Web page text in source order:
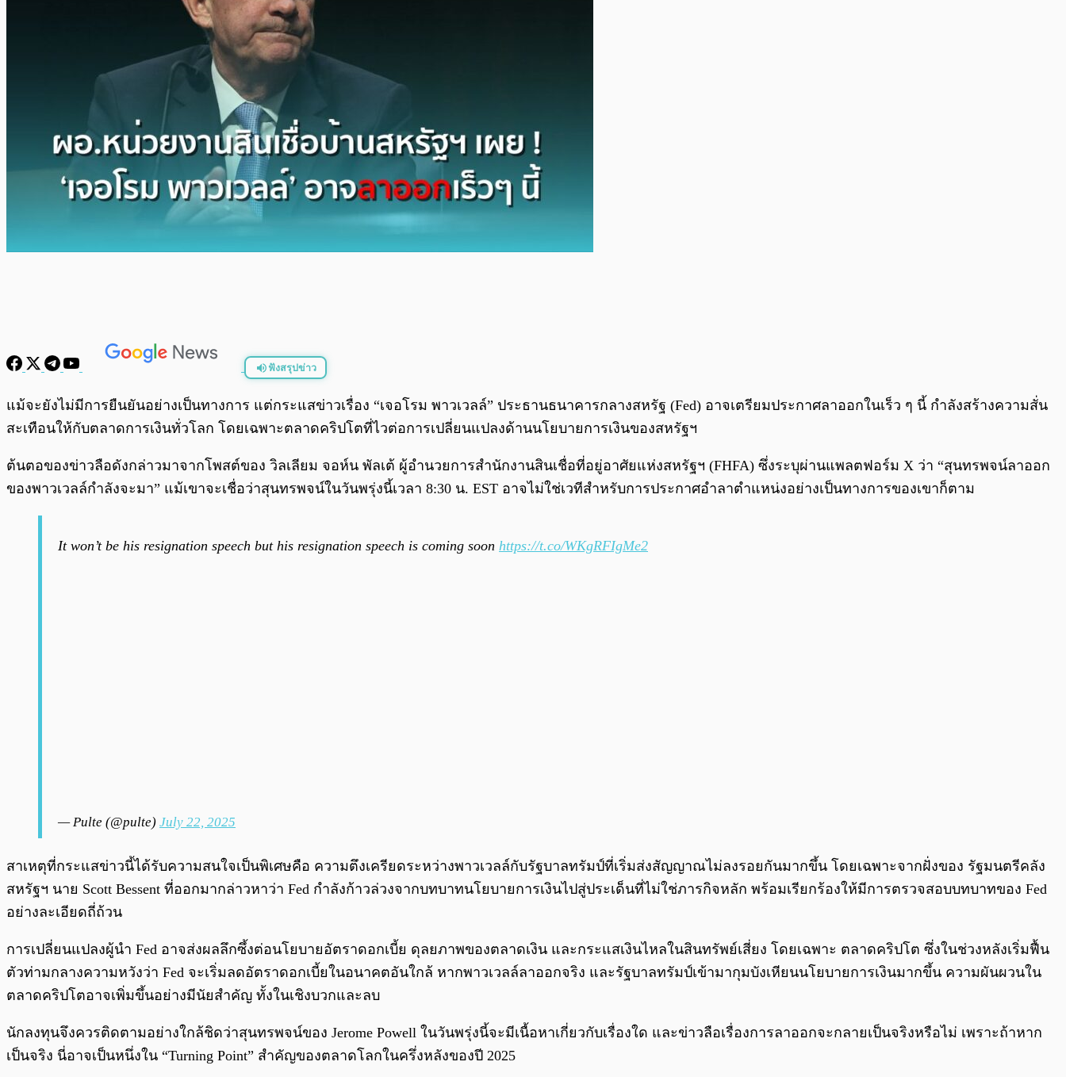
ฟังสรุปข่าว
พร้อมเล่น 0:00 /
แม้จะยังไม่มีการยืนยันอย่างเป็นทางการ แต่กระแสข่าวเรื่อง “เจอโรม พาวเวลล์” ประธานธนาคารกลางสหรัฐ (Fed) อาจเตรียมประกาศลาออกในเร็ว ๆ นี้ กำลังสร้างความสั่น
สะเทือนให้กับตลาดการเงินทั่วโลก โดยเฉพาะตลาดคริปโตที่ไวต่อการเปลี่ยนแปลงด้านนโยบายการเงินของสหรัฐฯ
ต้นตอของข่าวลือดังกล่าวมาจากโพสต์ของ วิลเลียม จอห์น พัลเต้ ผู้อำนวยการสำนักงานสินเชื่อที่อยู่อาศัยแห่งสหรัฐฯ (FHFA) ซึ่งระบุผ่านแพลตฟอร์ม X ว่า “สุนทรพจน์ลาออก
ของพาวเวลล์กำลังจะมา” แม้เขาจะเชื่อว่าสุนทรพจน์ในวันพรุ่งนี้เวลา 8:30 น. EST อาจไม่ใช่เวทีสำหรับการประกาศอำลาตำแหน่งอย่างเป็นทางการของเขาก็ตาม
It won’t be his resignation speech but his resignation speech is coming soon https://t.co/WKgRFIgMe2
— Pulte (@pulte) July 22, 2025
สาเหตุที่กระแสข่าวนี้ได้รับความสนใจเป็นพิเศษคือ ความตึงเครียดระหว่างพาวเวลล์กับรัฐบาลทรัมป์ที่เริ่มส่งสัญญาณไม่ลงรอยกันมากขึ้น โดยเฉพาะจากฝั่งของ รัฐมนตรีคลัง
สหรัฐฯ นาย Scott Bessent ที่ออกมากล่าวหาว่า Fed กำลังก้าวล่วงจากบทบาทนโยบายการเงินไปสู่ประเด็นที่ไม่ใช่ภารกิจหลัก พร้อมเรียกร้องให้มีการตรวจสอบบทบาทของ Fed
อย่างละเอียดถี่ถ้วน
การเปลี่ยนแปลงผู้นำ Fed อาจส่งผลลึกซึ้งต่อนโยบายอัตราดอกเบี้ย ดุลยภาพของตลาดเงิน และกระแสเงินไหลในสินทรัพย์เสี่ยง โดยเฉพาะ ตลาดคริปโต ซึ่งในช่วงหลังเริ่มฟื้น
ตัวท่ามกลางความหวังว่า Fed จะเริ่มลดอัตราดอกเบี้ยในอนาคตอันใกล้ หากพาวเวลล์ลาออกจริง และรัฐบาลทรัมป์เข้ามากุมบังเหียนนโยบายการเงินมากขึ้น ความผันผวนใน
ตลาดคริปโตอาจเพิ่มขึ้นอย่างมีนัยสำคัญ ทั้งในเชิงบวกและลบ
นักลงทุนจึงควรติดตามอย่างใกล้ชิดว่าสุนทรพจน์ของ Jerome Powell ในวันพรุ่งนี้จะมีเนื้อหาเกี่ยวกับเรื่องใด และข่าวลือเรื่องการลาออกจะกลายเป็นจริงหรือไม่ เพราะถ้าหาก
เป็นจริง นี่อาจเป็นหนึ่งใน “Turning Point” สำคัญของตลาดโลกในครึ่งหลังของปี 2025